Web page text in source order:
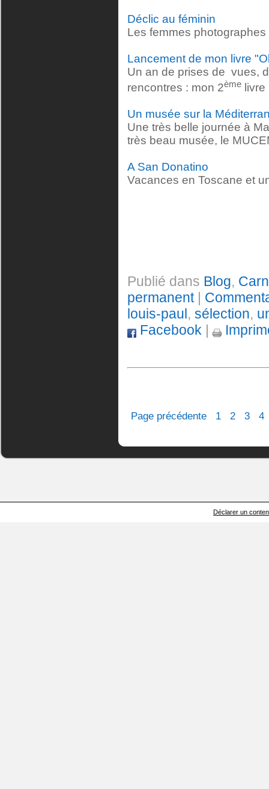
Déclic au féminin
Les femmes
Lancement de mon livre
Un an de prises de vues,
rencontres : mon 2ème
Un musée sur la
Une très belle journée à
très beau musée, le
A San Donatino
Vacances en Toscane et
Publié dans Blog,
permanent|
louis-paul , sélection,
Facebook
Page précédente 1 2 3 4
Déclarer un